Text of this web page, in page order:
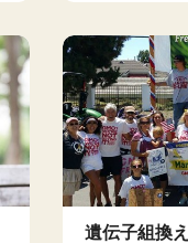
遺伝子組換